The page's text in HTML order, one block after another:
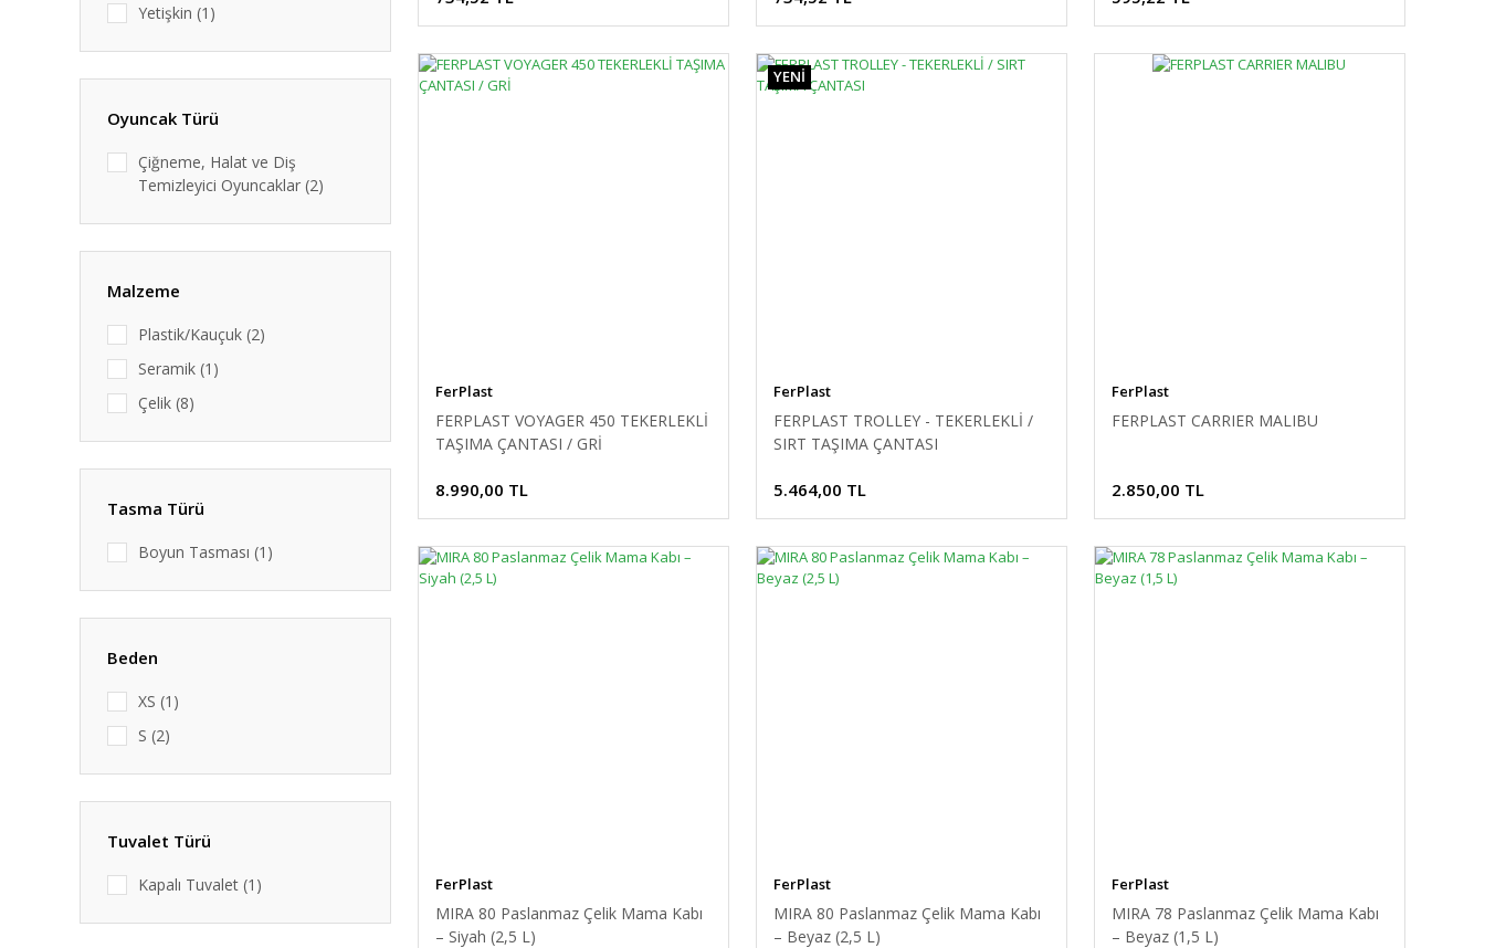
Yetişkin (1)
Oyuncak Türü
Çiğneme, Halat ve Diş
Temizleyici Oyuncaklar (2)
Malzeme
Plastik/Kauçuk (2)
Seramik (1)
Çelik (8)
Tasma Türü
Boyun Tasması (1)
Beden
XS (1)
S (2)
Tuvalet Türü
Kapalı Tuvalet (1)
FerPlast
FERPLAST VOYAGER 450 TEKERLEKLİ
TAŞIMA ÇANTASI / GRİ
8.990,00 TL
YENİ
FerPlast
FERPLAST TROLLEY - TEKERLEKLİ /
SIRT TAŞIMA ÇANTASI
5.464,00 TL
FerPlast
FERPLAST CARRIER MALIBU
2.850,00 TL
FerPlast
MIRA 80 Paslanmaz Çelik Mama Kabı
– Siyah (2,5 L)
FerPlast
MIRA 80 Paslanmaz Çelik Mama Kabı
– Beyaz (2,5 L)
FerPlast
MIRA 78 Paslanmaz Çelik Mama Kabı
– Beyaz (1,5 L)